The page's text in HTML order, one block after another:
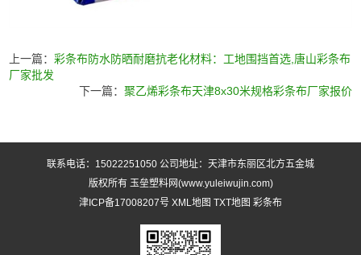
上一篇：彩条布防水防晒耐磨抗老化材料：工地围挡首选,唐山彩条布
厂家批发
下一篇： 聚乙烯彩条布天津8x30米规格彩条布厂家报价
联系电话：15022251050 公司地址：天津市东丽区北方五金城
版权所有 玉垒塑料网(www.yuleiwujin.com)
津ICP备17008207号 XML地图 TXT地图 彩条布